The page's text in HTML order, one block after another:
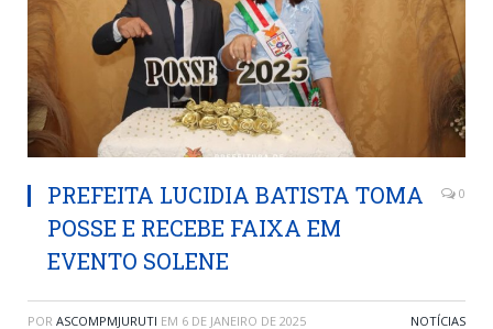
PREFEITA LUCIDIA BATISTA TOMA
POSSE E RECEBE FAIXA EM
EVENTO SOLENE
0
POR ASCOMPMJURUTI EM 6 DE JANEIRO DE 2025 NOTÍCIAS